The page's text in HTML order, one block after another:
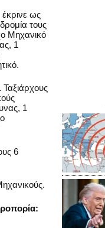
ως
τους
Μηχανικό
1
Ταξιάρχους
1
6